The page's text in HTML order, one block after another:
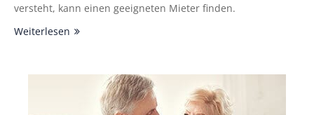
versteht, kann einen geeigneten Mieter finden.
Weiterlesen